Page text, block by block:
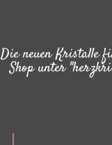
Die neuen Kristalle
Shop unter